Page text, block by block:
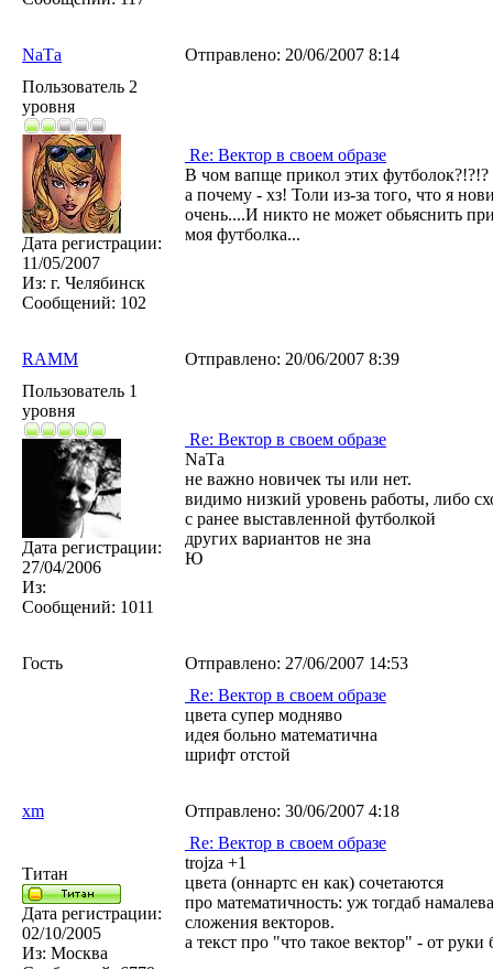
NaТa Отправлено: 20/06/2007 8:14
Пользователь 2
уровня
Дата регистрации:
11/05/2007
Из: г. Челябинск
Сообщений: 102
Re: Вектор в своем образе
В чом вапще прикол этих футболок?!?!?
а почему - хз! Толи из-за того, что я
очень....И никто не может обьяснить
моя футболка...
RAMM Отправлено: 20/06/2007 8:39
Пользователь 1
уровня
Дата регистрации:
27/04/2006
Из:
Сообщений: 1011
Re: Вектор в своем образе
NaТa
не важно новичек ты или нет.
видимо низкий уровень работы, либо
с ранее выставленной футболкой
других вариантов не зна
Ю
Гость Отправлено: 27/06/2007 14:53
Re: Вектор в своем образе
цвета супер модняво
идея больно математична
шрифт отстой
xm Отправлено: 30/06/2007 4:18
Титан
Дата регистрации:
02/10/2005
Из: Москва
Re: Вектор в своем образе
trojza +1
цвета (оннартс ен как) сочетаются
про математичность: уж тогдаб
сложения векторов.
а текст про "что такое вектор" - от